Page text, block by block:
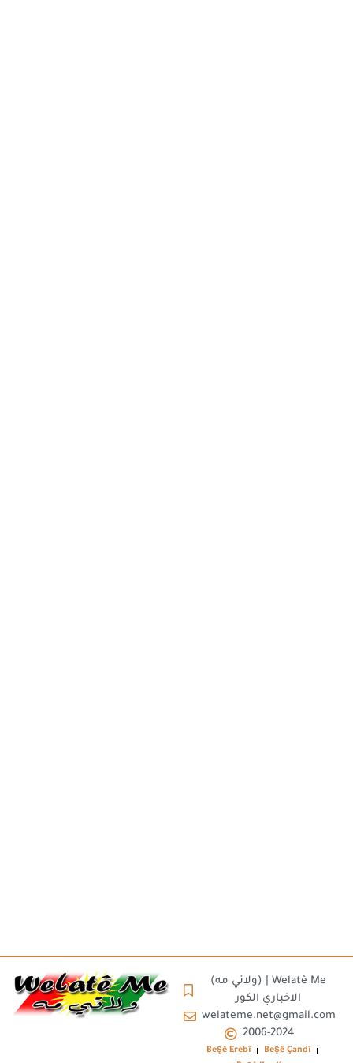
(ولاتي مه) | Welatê Me
الاخباري الكور
welateme.net@gmail.com
2006-2024
Beşê Erebî
Beşê Çandî